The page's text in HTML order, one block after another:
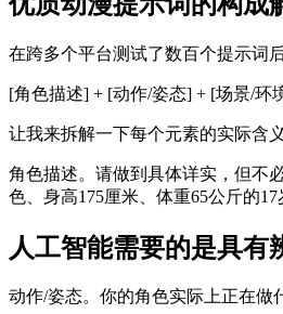
在跨多个平台测试了数百个提示词
[角色描述] + [动作/姿态] + [场景/环
让我来拆解一下每个元素的实际含义
角色描述。请做到具体详实，但不
色、身高175厘米、体重65公斤的17
人工智能需要的是具有
动作/姿态。你的角色实际上正在做